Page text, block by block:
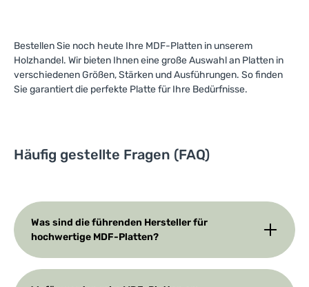
Bestellen Sie noch heute Ihre MDF-Platten in unserem
Holzhandel. Wir bieten Ihnen eine große Auswahl an Platten in
verschiedenen Größen, Stärken und Ausführungen. So finden
Sie garantiert die perfekte Platte für Ihre Bedürfnisse.
Häufig gestellte Fragen (FAQ)
Was sind die führenden Hersteller für
hochwertige MDF-Platten?